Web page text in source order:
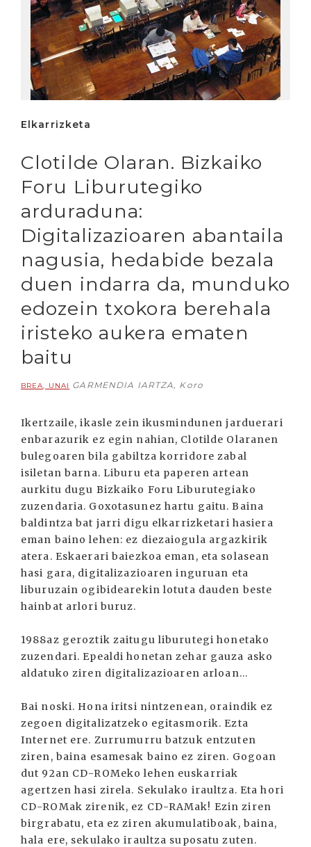
Elkarrizketa
Clotilde Olaran. Bizkaiko
Foru Liburutegiko
arduraduna:
Digitalizazioaren abantaila
nagusia, hedabide bezala
duen indarra da, munduko
edozein txokora berehala
iristeko aukera ematen
baitu
BREA, UNAI GARMENDIA IARTZA, Koro
Ikertzaile, ikasle zein ikusmindunen jarduerari
enbarazurik ez egin nahian, Clotilde Olaranen
bulegoaren bila gabiltza korridore zabal
isiletan barna. Liburu eta paperen artean
aurkitu dugu Bizkaiko Foru Liburutegiako
zuzendaria. Goxotasunez hartu gaitu. Baina
baldintza bat jarri digu elkarrizketari hasiera
eman baino lehen: ez diezaiogula argazkirik
atera. Eskaerari baiezkoa eman, eta solasean
hasi gara, digitalizazioaren inguruan eta
liburuzain ogibidearekin lotuta dauden beste
hainbat arlori buruz.
1988az geroztik zaitugu liburutegi honetako
zuzendari. Epealdi honetan zehar gauza asko
aldatuko ziren digitalizazioaren arloan...
Bai noski. Hona iritsi nintzenean, oraindik ez
zegoen digitalizatzeko egitasmorik. Ezta
Internet ere. Zurrumurru batzuk entzuten
ziren, baina esamesak baino ez ziren. Gogoan
dut 92an CD-ROMeko lehen euskarriak
agertzen hasi zirela. Sekulako iraultza. Eta hori
CD-ROMak zirenik, ez CD-RAMak! Ezin ziren
birgrabatu, eta ez ziren akumulatiboak, baina,
hala ere, sekulako iraultza suposatu zuten.